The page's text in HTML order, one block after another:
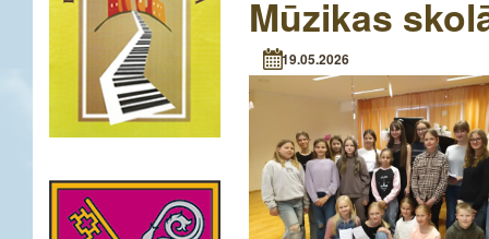
Mūzikas
19.05.2026